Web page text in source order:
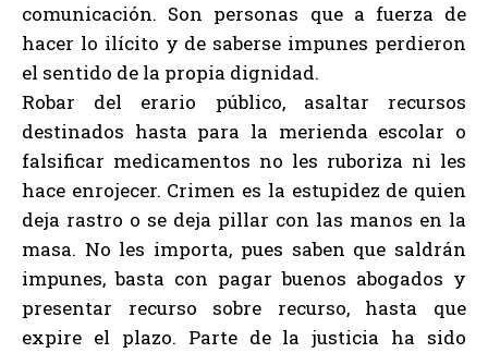
comunicación. Son personas que a fuerza de
hacer lo ilícito y de saberse impunes perdieron
el sentido de la propia dignidad.
Robar del erario público, asaltar recursos
destinados hasta para la merienda escolar o
falsificar medicamentos no les ruboriza ni les
hace enrojecer. Crimen es la estupidez de quien
deja rastro o se deja pillar con las manos en la
masa. No les importa, pues saben que saldrán
impunes, basta con pagar buenos abogados y
presentar recurso sobre recurso, hasta que
expire el plazo. Parte de la justicia ha sido